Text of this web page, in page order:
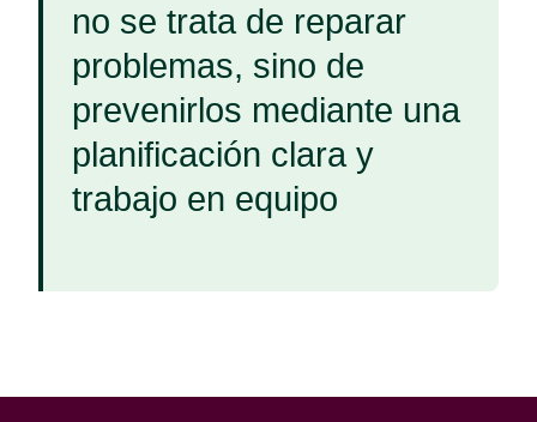
no se trata de reparar
problemas, sino de
prevenirlos mediante una
planificación clara y
trabajo en equipo